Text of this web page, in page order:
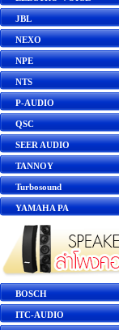
JBL
NEXO
NPE
NTS
P-AUDIO
QSC
SEER AUDIO
TANNOY
Turbosound
YAMAHA PA
BOSCH
ITC-AUDIO